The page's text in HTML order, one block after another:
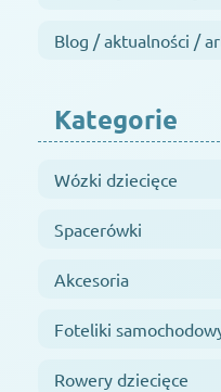
Blog / aktualności /
Kategorie
Wózki dziecięce
Spacerówki
Akcesoria
Foteliki
Rowery dziecięce